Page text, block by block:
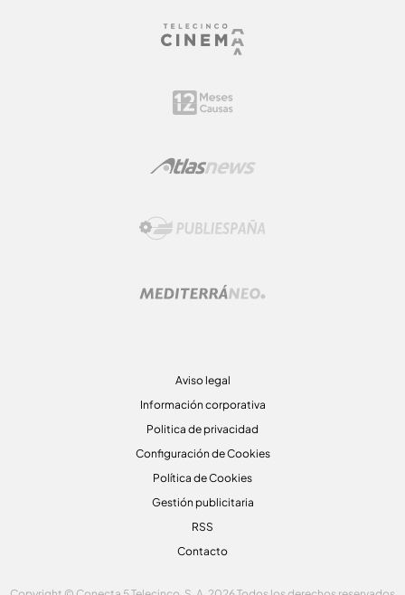
Aviso legal
Información corporativa
Politica de privacidad
Configuración de Cookies
Política de Cookies
Gestión publicitaria
RSS
Contacto